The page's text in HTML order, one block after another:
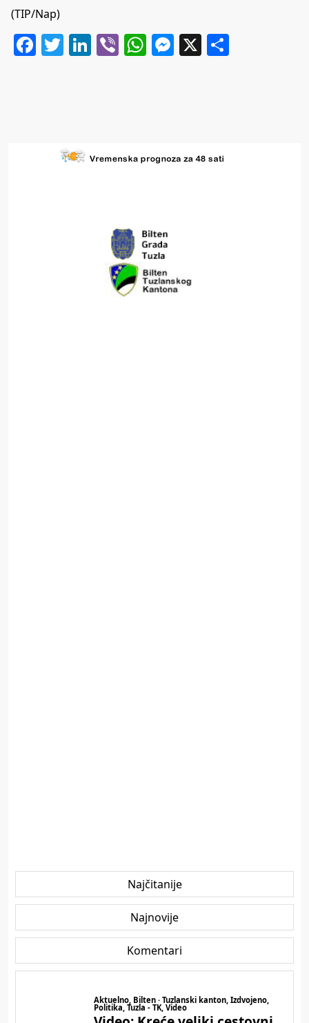
(TIP/Nap)
Facebook
Twitter
LinkedIn
ViberWhatsApp
Messenger
X
Najčitanije
Najnovije
Komentari